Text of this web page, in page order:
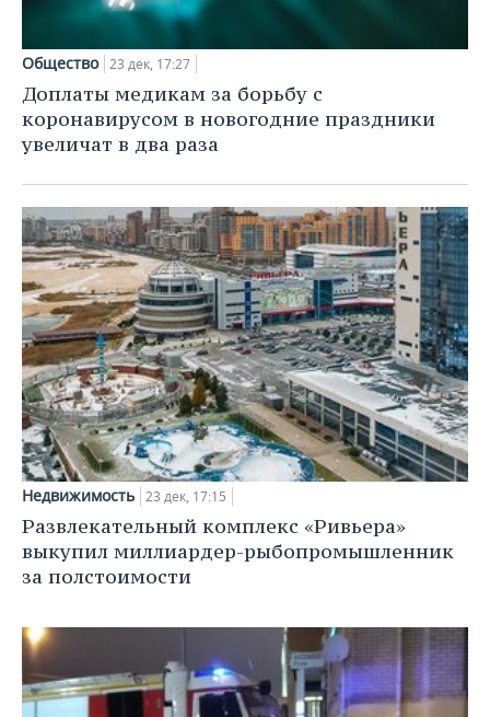
ХОККЕЙ С МЯЧОМ
ПРОИСШЕСТВИЯ
Общество 23 дек, 17:27
Доплаты медикам за борьбу с
коронавирусом в новогодние праздники
увеличат в два раза
Недвижимость 23 дек, 17:15
Развлекательный комплекс «Ривьера»
выкупил миллиардер-рыбопромышленник
за полстоимости